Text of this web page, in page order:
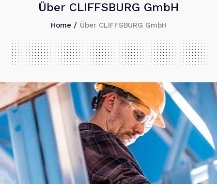
Über CLIFFSBURG GmbH
Home / Über CLIFFSBURG GmbH